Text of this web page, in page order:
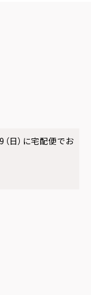
日） に宅配便でお